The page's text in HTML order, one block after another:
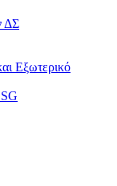
ΔΣ
Εξωτερικό